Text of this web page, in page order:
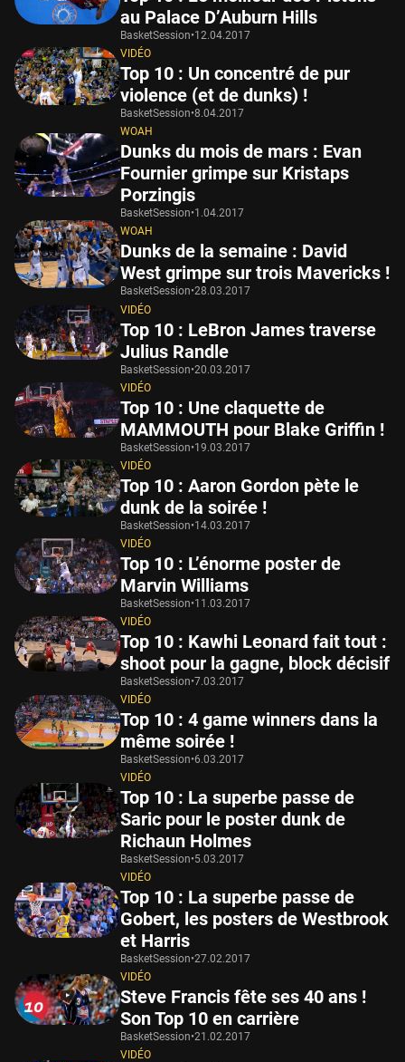
au Palace D’Auburn Hills
BasketSession•12.04.2017
VIDÉO
Top 10 : Un concentré de pur
violence (et de dunks) !
BasketSession•8.04.2017
WOAH
Dunks du mois de mars : Evan
Fournier grimpe sur Kristaps
Porzingis
BasketSession•1.04.2017
WOAH
Dunks de la semaine : David
West grimpe sur trois Mavericks !
BasketSession•28.03.2017
VIDÉO
Top 10 : LeBron James traverse
Julius Randle
BasketSession•20.03.2017
VIDÉO
Top 10 : Une claquette de
MAMMOUTH pour Blake Griffin !
BasketSession•19.03.2017
VIDÉO
Top 10 : Aaron Gordon pète le
dunk de la soirée !
BasketSession•14.03.2017
VIDÉO
Top 10 : L’énorme poster de
Marvin Williams
BasketSession•11.03.2017
VIDÉO
Top 10 : Kawhi Leonard fait tout :
shoot pour la gagne, block décisif
BasketSession•7.03.2017
VIDÉO
Top 10 : 4 game winners dans la
même soirée !
BasketSession•6.03.2017
VIDÉO
Top 10 : La superbe passe de
Saric pour le poster dunk de
Richaun Holmes
BasketSession•5.03.2017
VIDÉO
Top 10 : La superbe passe de
Gobert, les posters de Westbrook
et Harris
BasketSession•27.02.2017
VIDÉO
Steve Francis fête ses 40 ans !
Son Top 10 en carrière
BasketSession•21.02.2017
VIDÉO